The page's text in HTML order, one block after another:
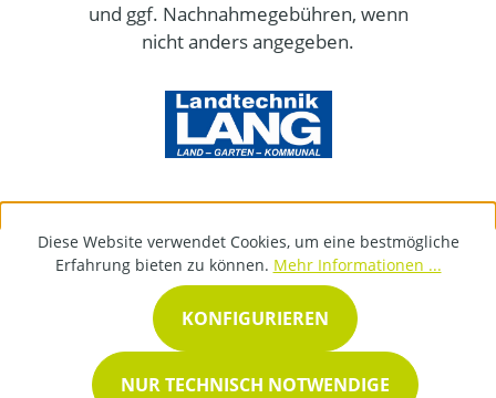
und ggf. Nachnahmegebühren, wenn
nicht anders angegeben.
Diese Website verwendet Cookies, um eine bestmögliche
Erfahrung bieten zu können. Mehr Informationen ...
NUR TECHNISCH NOTWENDIGE
KONFIGURIEREN